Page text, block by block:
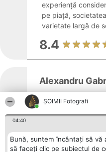
ȘOIMII Fotografi
04:40
Bună, suntem încântați să vă
să faceți clic pe subiectul de
experiență
pe piață,
varietate largă de
8.4
Laureați
Alexandru
videograf dedicat,
momentelor